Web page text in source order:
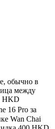
обычно в
между
HKD
16 Pro за
Wan Chai